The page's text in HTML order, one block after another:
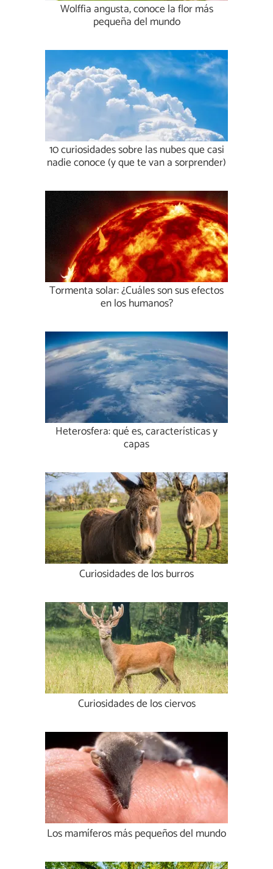
Wolffia angusta, conoce la flor más
pequeña del mundo
10 curiosidades sobre las nubes que casi
nadie conoce (y que te van a sorprender)
Tormenta solar: ¿Cuáles son sus efectos
en los humanos?
Heterosfera: qué es, características y
capas
Curiosidades de los burros
Curiosidades de los ciervos
Los mamíferos más pequeños del mundo